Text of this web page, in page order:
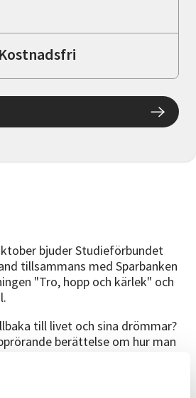
bjuder Studieförbundet
tillsammans med Sparbanken
"Tro, hopp och kärlek" och
till livet och sina drömmar?
berättelse om hur man
att ha utsatts för ett
är trött kroppen fungerar
Kostnadsfri